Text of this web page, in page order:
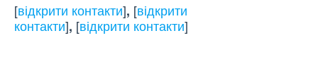
[відкрити контакти], [відкрити
контакти], [відкрити контакти]